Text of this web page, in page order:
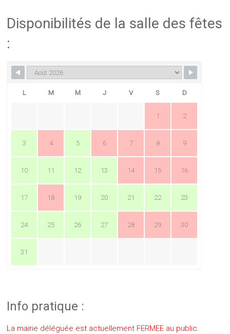
Disponibilités de la salle des fêtes
:
L M M J V S D
1 2
3 4 5 6 7 8 9
10 11 12 13 14 15 16
17 18 19 20 21 22 23
24 25 26 27 28 29 30
31
Info pratique :
La mairie déléguée est actuellement FERMEE au public.